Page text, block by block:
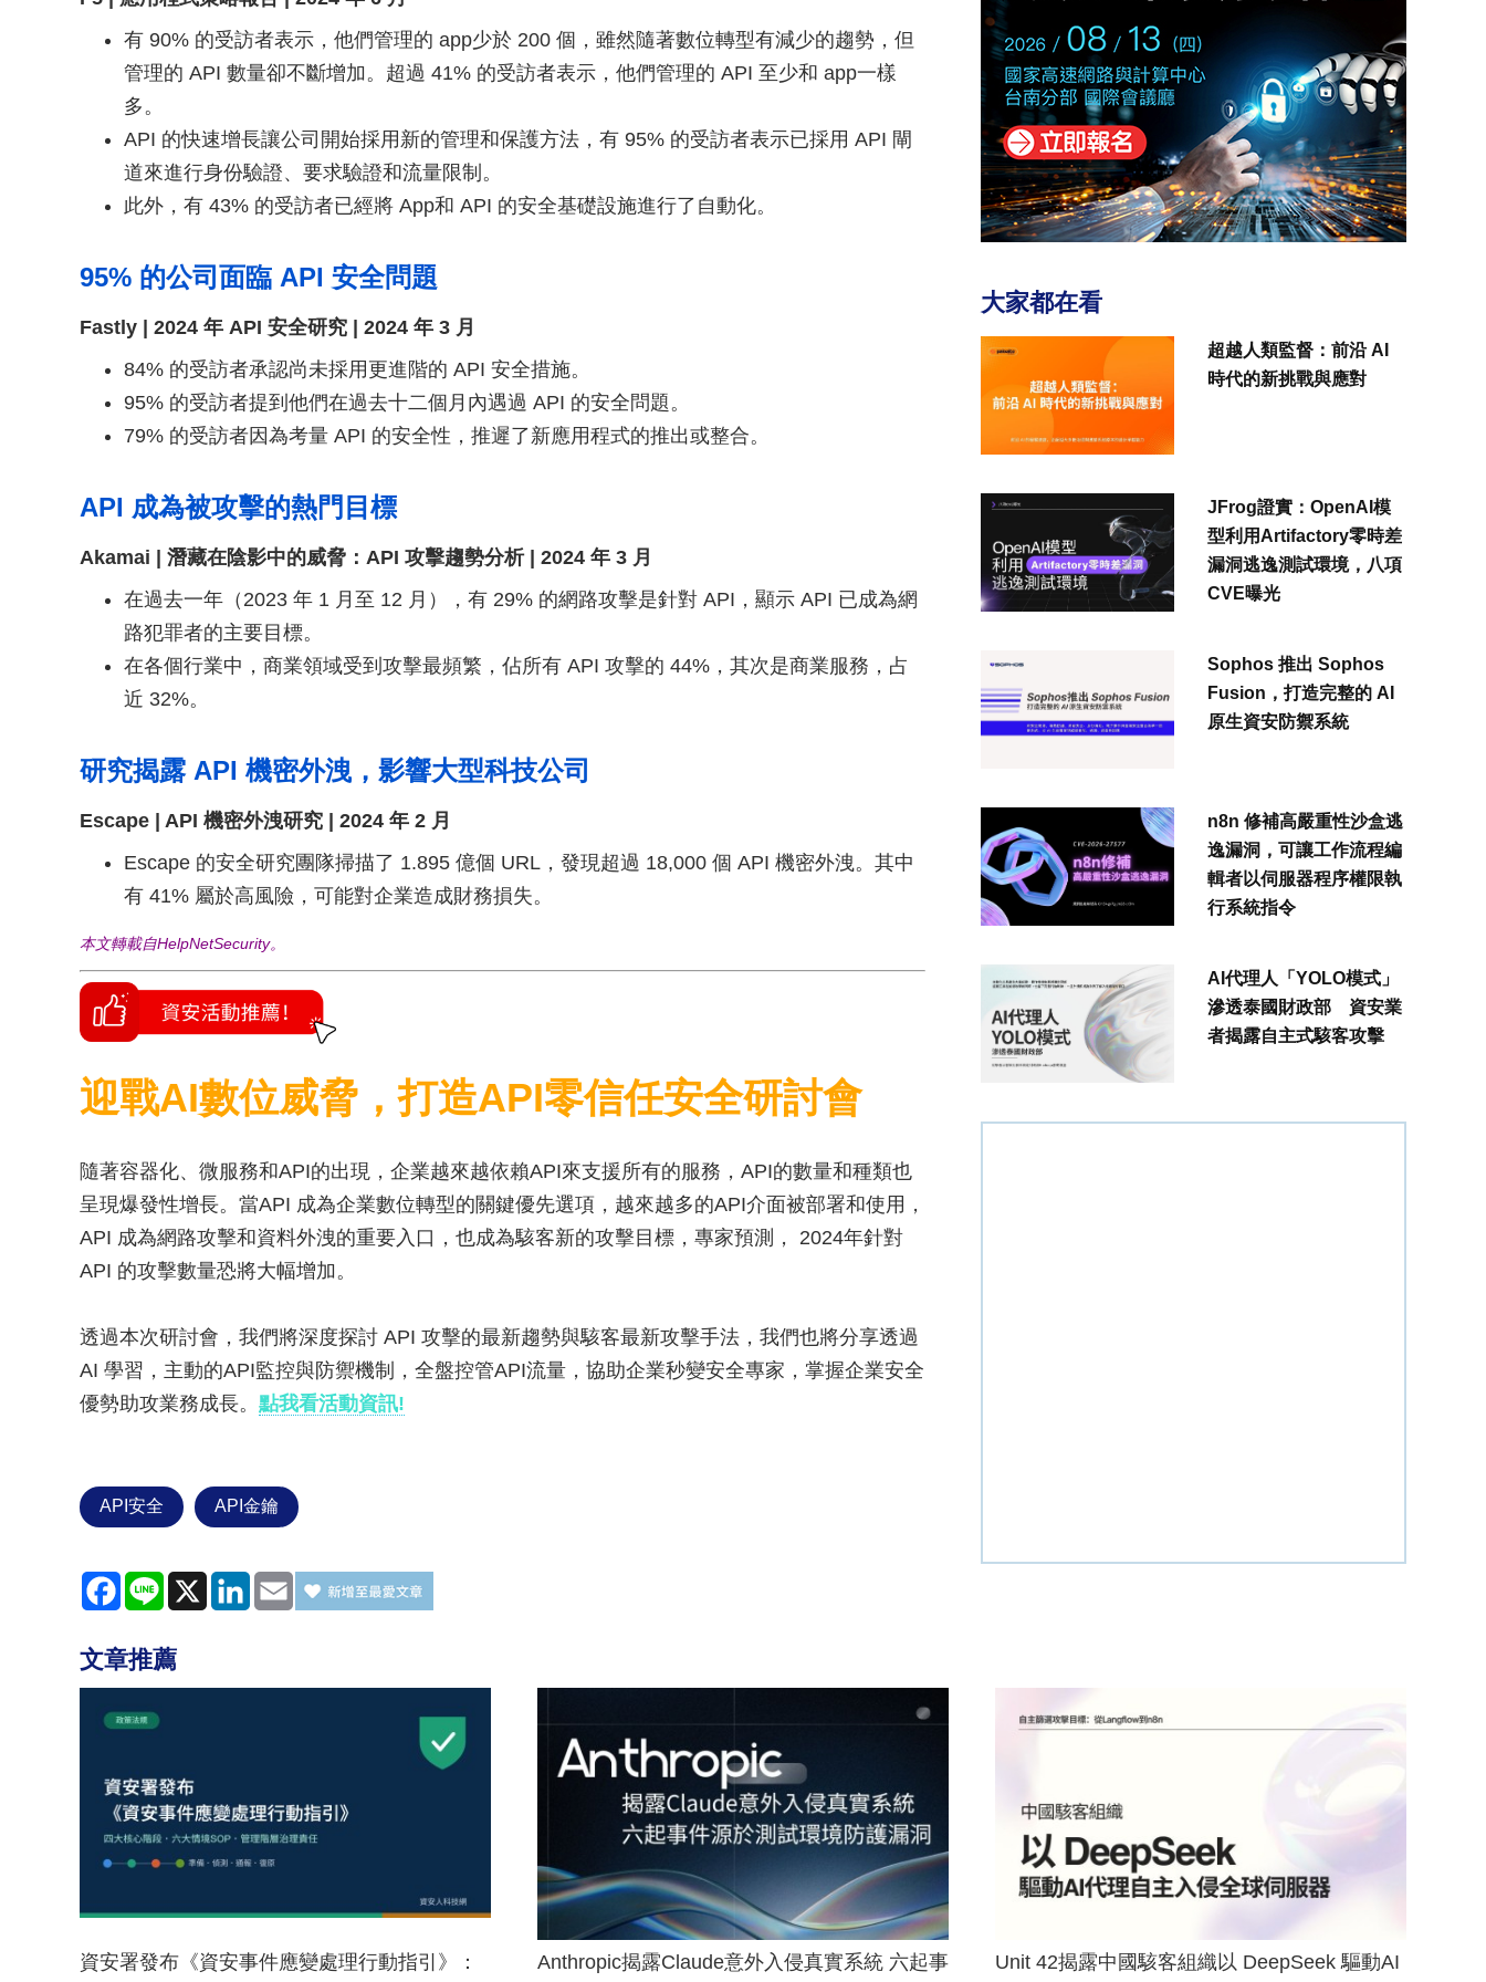
有 90% 的受訪者表示，他們管理的 app少於 200 個，雖然隨著數位轉型有減少的趨勢，但
管理的 API 數量卻不斷增加。超過 41% 的受訪者表示，他們管理的 API 至少和 app一樣
多。
API 的快速增長讓公司開始採用新的管理和保護方法，有 95% 的受訪者表示已採用 API 閘
道來進行身份驗證、要求驗證和流量限制。
此外，有 43% 的受訪者已經將 App和 API 的安全基礎設施進行了自動化。
95% 的公司面臨 API 安全問題
Fastly | 2024 年 API 安全研究 | 2024 年 3 月
84% 的受訪者承認尚未採用更進階的 API 安全措施。
95% 的受訪者提到他們在過去十二個月內遇過 API 的安全問題。
79% 的受訪者因為考量 API 的安全性，推遲了新應用程式的推出或整合。
API 成為被攻擊的熱門目標
Akamai | 潛藏在陰影中的威脅：API 攻擊趨勢分析 | 2024 年 3 月
在過去一年（2023 年 1 月至 12 月），有 29% 的網路攻擊是針對 API，顯示 API 已成為網
路犯罪者的主要目標。
在各個行業中，商業領域受到攻擊最頻繁，佔所有 API 攻擊的 44%，其次是商業服務，占
近 32%。
研究揭露 API 機密外洩，影響大型科技公司
Escape | API 機密外洩研究 | 2024 年 2 月
Escape 的安全研究團隊掃描了 1.895 億個 URL，發現超過 18,000 個 API 機密外洩。其中
有 41% 屬於高風險，可能對企業造成財務損失。
本文轉載自HelpNetSecurity。
迎戰AI數位威脅，打造API零信任安全研討會​
隨著容器化、微服務和API的出現，企業越來越依賴API來支援所有的服務，API的數量和種類也
呈現爆發性增長。當API 成為企業數位轉型的關鍵優先選項，越來越多的API介面被部署和使用，
API 成為網路攻擊和資料外洩的重要入口，也成為駭客新的攻擊目標，專家預測， 2024年針對
API 的攻擊數量恐將大幅增加。
透過本次研討會，我們將深度探討 API 攻擊的最新趨勢與駭客最新攻擊手法，我們也將分享透過
AI 學習，主動的API監控與防禦機制，全盤控管API流量，協助企業秒變安全專家，掌握企業安全
優勢助攻業務成長。 點我看活動資訊!
API安全 API金鑰
Facebook
Line X LinkedInEmail
大家都在看
超越人類監督：前沿 AI
時代的新挑戰與應對
JFrog證實：OpenAI模
型利用Artifactory零時差
漏洞逃逸測試環境，八項
CVE曝光
Sophos 推出 Sophos
Fusion，打造完整的 AI
原生資安防禦系統
n8n 修補高嚴重性沙盒逃
逸漏洞，可讓工作流程編
輯者以伺服器程序權限執
行系統指令
AI代理人「YOLO模式」
滲透泰國財政部 資安業
者揭露自主式駭客攻擊
文章推薦
資安署發布《資安事件應變處理行動指引》： Anthropic揭露Claude意外入侵真實系統 六起事 Unit 42揭露中國駭客組織以 DeepSeek 驅動AI